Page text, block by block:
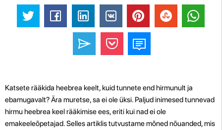
Katsete rääkida heebrea keelt, kuid tunnete end hirmunult ja
ebamugavalt? Ära muretse, sa ei ole üksi. Paljud inimesed tunnevad
hirmu heebrea keel rääkimise ees, eriti kui nad ei ole
emakeeleõpetajad. Selles artiklis tutvustame mõned nõuanded, mis